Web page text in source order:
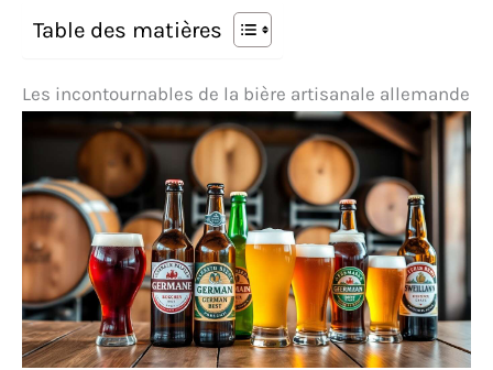
Table des matières
Les incontournables de la bière artisanale allemande